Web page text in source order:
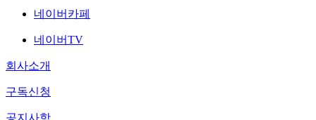
네이버카페
네이버TV
회사소개
구독신청